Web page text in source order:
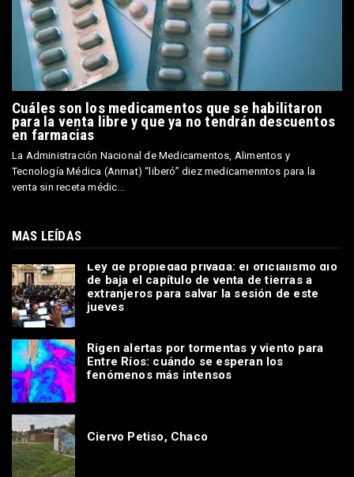
Cuáles son los medicamentos que se habilitaron
para la venta libre y que ya no tendrán descuentos
en farmacias
La Administración Nacional de Medicamentos, Alimentos y
Tecnología Médica (Anmat) “liberó” diez medicamenntos para la
venta sin receta médic...
MAS LEÍDAS
Ley de propiedad privada: el oficialismo dio
de baja el capítulo de venta de tierras a
extranjeros para salvar la sesión de este
jueves
Rigen alertas por tormentas y viento para
Entre Ríos: cuándo se esperan los
fenómenos más intensos
Ciervo Petiso, Chaco